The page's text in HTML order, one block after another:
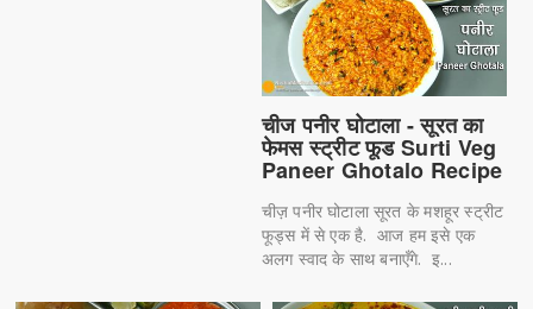
चीज पनीर घोटाला - सूरत का
फेमस स्ट्रीट फूड Surti Veg
Paneer Ghotalo Recipe
चीज़ पनीर घोटाला सूरत के मशहूर स्ट्रीट
फूड्स में से एक है. आज हम इसे एक
अलग स्वाद के साथ बनाएँगे. इ...